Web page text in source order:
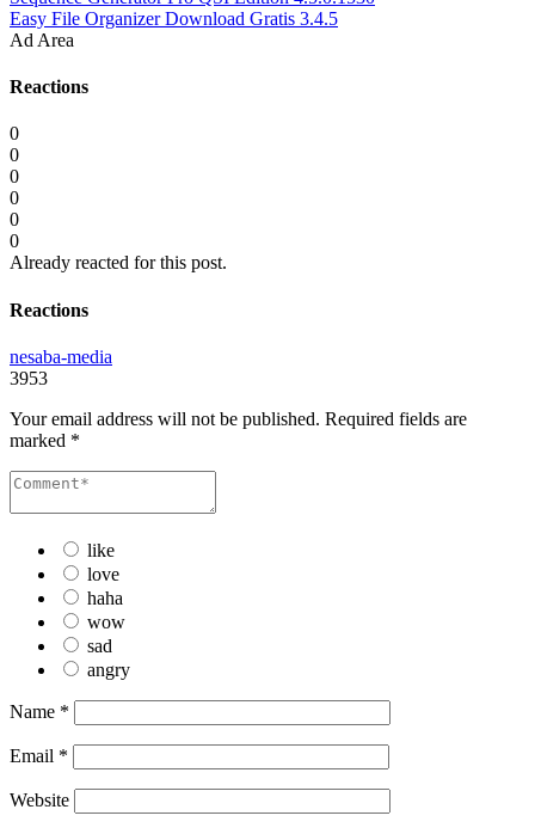
Easy File Organizer Download Gratis 3.4.5
Ad Area
Reactions
0
0
0
0
0
0
Already reacted for this post.
Reactions
nesaba-media
3953
Your email address will not be published. Required fields are
marked *
like
love
haha
wow
sad
angry
Name *
Email *
Website